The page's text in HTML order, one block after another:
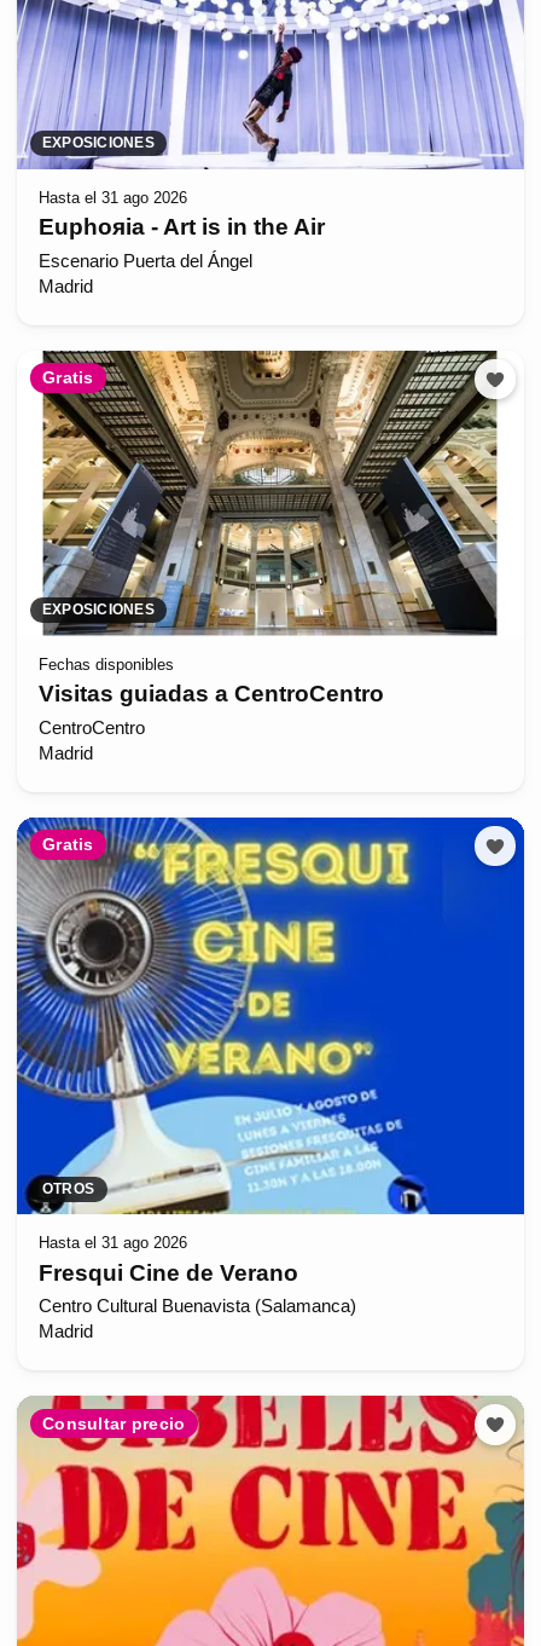
EXPOSICIONES
Hasta el 31 ago 2026
Euphoяia - Art is in the Air
Escenario Puerta del Ángel
Madrid
Gratis
EXPOSICIONES
Fechas disponibles
Visitas guiadas a CentroCentro
CentroCentro
Madrid
Gratis
OTROS
Hasta el 31 ago 2026
Fresqui Cine de Verano
Centro Cultural Buenavista (Salamanca)
Madrid
Consultar precio